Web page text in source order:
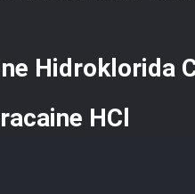
Hidroklorida
HCl